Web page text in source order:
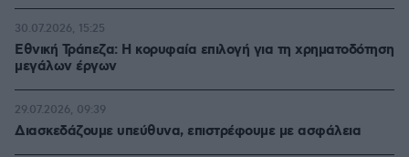
Εθνική Τράπεζα: Η κορυφαία επιλογή για τη χρηματοδότηση
μεγάλων έργων
30.07.2026, 15:25
Διασκεδάζουμε υπεύθυνα, επιστρέφουμε με ασφάλεια
29.07.2026, 09:39